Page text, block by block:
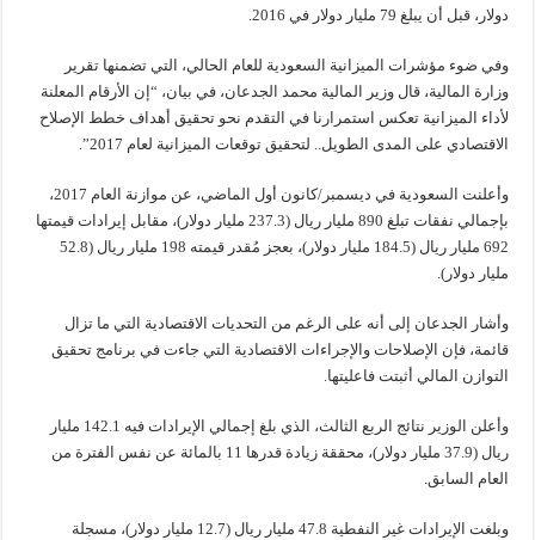
دولار، قبل أن يبلغ 79 مليار دولار في 2016.
وفي ضوء مؤشرات الميزانية السعودية للعام الحالي، التي تضمنها تقرير
وزارة المالية، قال وزير المالية محمد الجدعان، في بيان، “إن الأرقام المعلنة
لأداء الميزانية تعكس استمرارنا في التقدم نحو تحقيق أهداف خطط الإصلاح
الاقتصادي على المدى الطويل.. لتحقيق توقعات الميزانية لعام 2017”.
وأعلنت السعودية في ديسمبر/كانون أول الماضي، عن موازنة العام 2017،
بإجمالي نفقات تبلغ 890 مليار ريال (237.3 مليار دولار)، مقابل إيرادات قيمتها
692 مليار ريال (184.5 مليار دولار)، بعجز مُقدر قيمته 198 مليار ريال (52.8
مليار دولار).
وأشار الجدعان إلى أنه على الرغم من التحديات الاقتصادية التي ما تزال
قائمة، فإن الإصلاحات والإجراءات الاقتصادية التي جاءت في برنامج تحقيق
التوازن المالي أثبتت فاعليتها.
وأعلن الوزير نتائج الربع الثالث، الذي بلغ إجمالي الإيرادات فيه 142.1 مليار
ريال (37.9 مليار دولار)، محققة زيادة قدرها 11 بالمائة عن نفس الفترة من
العام السابق.
وبلغت الإيرادات غير النفطية 47.8 مليار ريال (12.7 مليار دولار)، مسجلة